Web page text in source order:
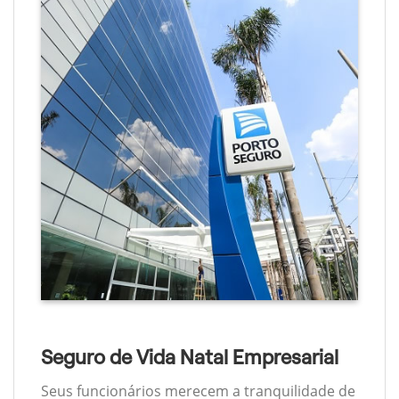
Seguro de Vida Natal Empresarial
Seus funcionários merecem a tranquilidade de